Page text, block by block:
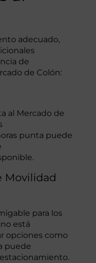
adecuado,
de
de Colón:
al Mercado de
punta puede
Movilidad
para los
está
opciones como
puede